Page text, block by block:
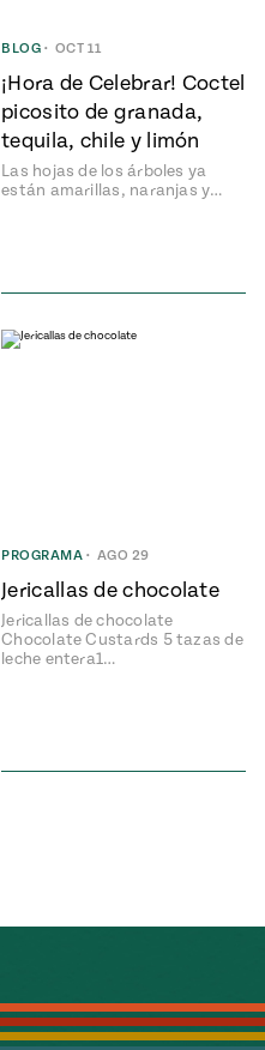
BLOG • OCT 11
¡Hora de Celebrar! Coctel
picosito de granada,
tequila, chile y limón
Las hojas de los árboles ya
están amarillas, naranjas y…
PROGRAMA • AGO 29
Jericallas de chocolate
Jericallas de chocolate
Chocolate Custards 5 tazas de
leche entera1…